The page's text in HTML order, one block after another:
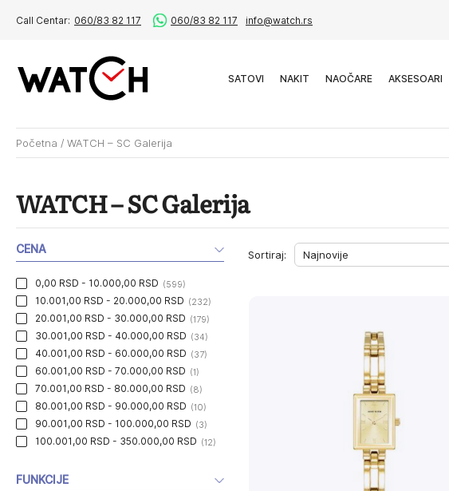
Call Centar: 060/83 82 117 060/83 82 117 info@watch.rs
SATOVI NAKIT NAOČARE AKSESOARI
Početna / WATCH – SC Galerija
WATCH – SC Galerija
Sortiraj:
CENA
0,00 RSD - 10.000,00 RSD (599)
10.001,00 RSD - 20.000,00 RSD (232)
20.001,00 RSD - 30.000,00 RSD (179)
30.001,00 RSD - 40.000,00 RSD (34)
40.001,00 RSD - 60.000,00 RSD (37)
60.001,00 RSD - 70.000,00 RSD (1)
70.001,00 RSD - 80.000,00 RSD (8)
80.001,00 RSD - 90.000,00 RSD (10)
90.001,00 RSD - 100.000,00 RSD (3)
100.001,00 RSD - 350.000,00 RSD (12)
FUNKCIJE